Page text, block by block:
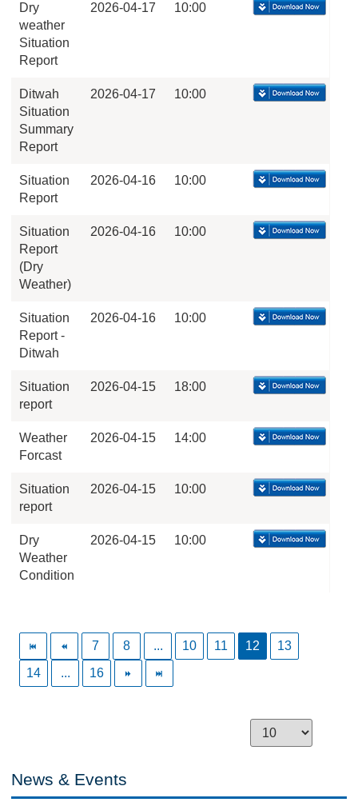
Dry
weather
Situation
Report
2026-04-17 10:00
Ditwah
Situation
Summary
Report
2026-04-17 10:00
Situation
Report
2026-04-16 10:00
Situation
Report
(Dry
Weather)
2026-04-16 10:00
Situation
Report -
Ditwah
2026-04-16 10:00
Situation
report
2026-04-15 18:00
Weather
Forcast
2026-04-15 14:00
Situation
report
2026-04-15 10:00
Dry
Weather
Condition
2026-04-15 10:00
7 8 ... 10 11 12
13
14
... 16
News & Events